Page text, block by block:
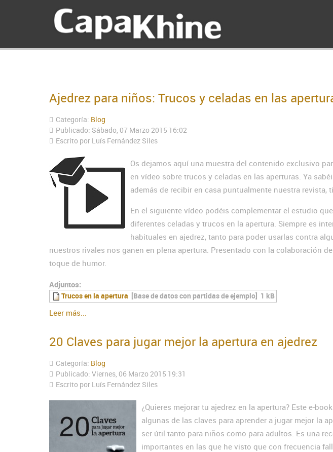
Ajedrez para niños: Trucos y celadas en las
Categoría: Blog
Publicado: Sábado, 07 Marzo 2015 16:02
Escrito por Luís Fernández Siles
Os dejamos aquí una muestra del contenido exclusivo
en vídeo sobre trucos y celadas en las aperturas. Ya
además de recibir en casa puntualmente nuestra revista,
En el siguiente vídeo podéis complementar el estudio
diferentes celadas y trucos en la apertura. Siempre es
habituales en ajedrez, tanto para poder usarlas contra
nuestros rivales nos ganen en plena apertura. Presentado con la colaboración
toque de humor.
Adjuntos:
Trucos en la apertura [Base de datos con partidas de ejemplo] 1 kB
Leer más...
20 Claves para jugar mejor la apertura en ajedrez
Categoría: Blog
Publicado: Viernes, 06 Marzo 2015 19:31
Escrito por Luís Fernández Siles
¿Quieres mejorar tu ajedrez en la apertura? Este e-
algunas de las claves para aprender a jugar mejor la
ser útil tanto para niños como para adultos. Es una
importantes en las que he visto que con frecuencia